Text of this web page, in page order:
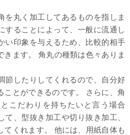
を丸く加工してあるものを指しま
することによって、一般に流通し
い印象を与えるため、比較的相手
きます。 角丸の種類は色々ありま
節したりしてくれるので、自分好
ことができるのです。 さらに、角
こだわりを持ちたいと言う場合
て、型抜き加工や切り抜き加工、
てくれます。 他には、用紙自体も